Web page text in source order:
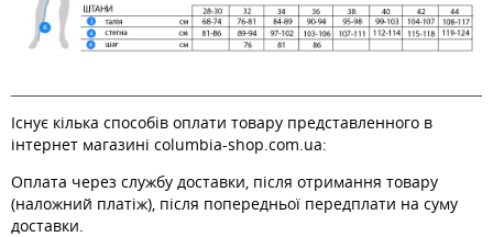
Існує кілька способів оплати товару представленного в
інтернет магазині columbia-shop.com.ua:
Оплата через службу доставки, після отримання товару
(наложний платіж), після попередньої передплати на суму
доставки.